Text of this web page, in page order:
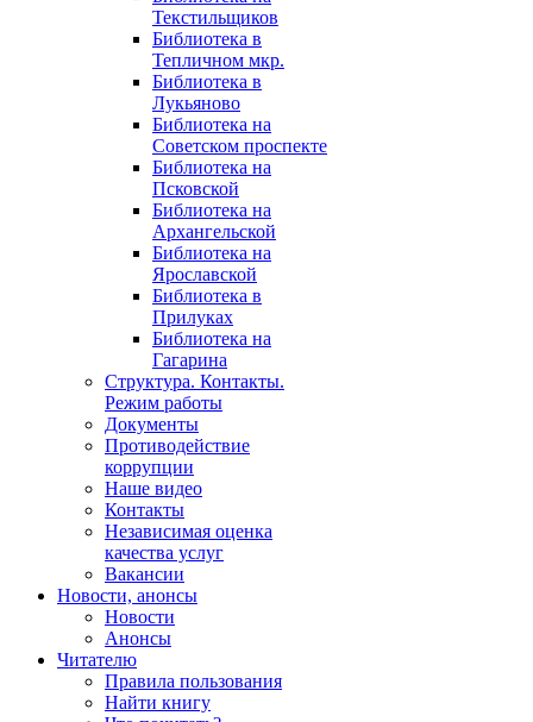
Текстильщиков
Библиотека в
Тепличном мкр.
Библиотека в
Лукьяново
Библиотека на
Советском проспекте
Библиотека на
Псковской
Библиотека на
Архангельской
Библиотека на
Ярославской
Библиотека в
Прилуках
Библиотека на
Гагарина
Структура. Контакты.
Режим работы
Документы
Противодействие
коррупции
Наше видео
Контакты
Независимая оценка
качества услуг
Вакансии
Новости, анонсы
Новости
Анонсы
Читателю
Правила пользования
Найти книгу